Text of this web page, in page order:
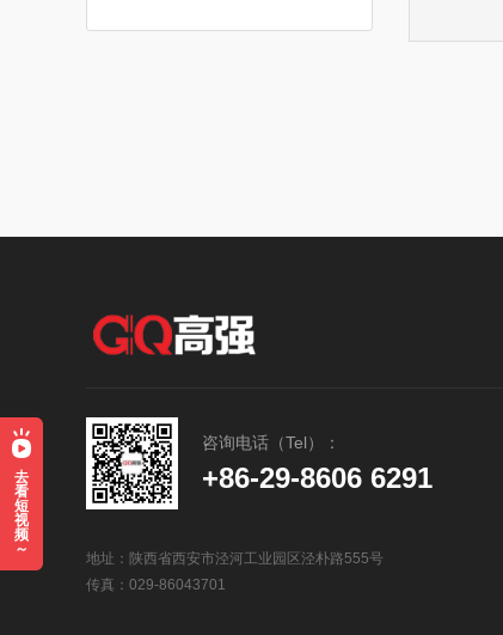
咨询电话（Tel）：
+86-29-8606 6291
地址：陕西省西安市泾河工业园区泾朴路555号
传真：029-86043701
去
看
短
视
频
～